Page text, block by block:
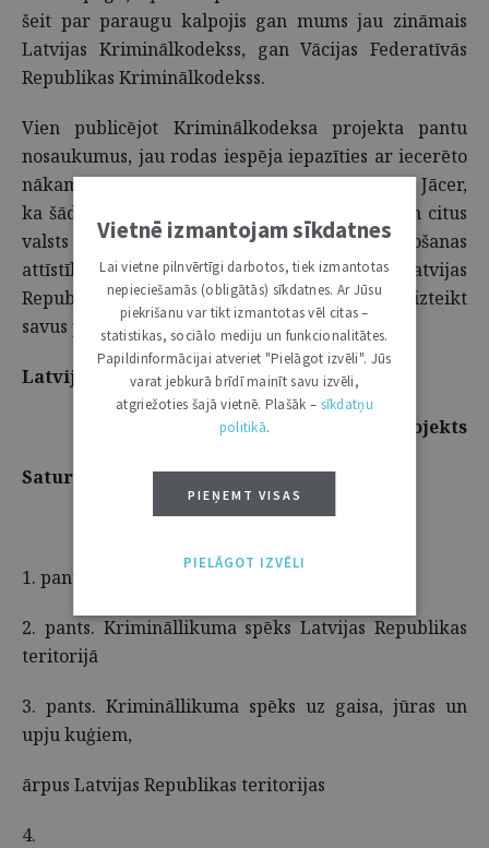
šeit par paraugu kalpojis gan mums jau zināmais
Latvijas Kriminālkodekss, gan Vācijas Federatīvās
Republikas Kriminālkodekss.
Vien publicējot Kriminālkodeksa projekta pantu
nosaukumus, jau rodas iespēja iepazīties ar iecerēto
nākamā krimināllikuma struktūru un saturu. Jācer,
ka šāda publikācija rosinās Latvijas juristus un citus
valsts iedzīvotājus, kuriem rūp mūsu likumdošanas
attīstība, arī tuvāk iepazīties ar pašu Latvijas
Republikas Kriminālkodeksa projektu un izteikt
savus papildinājumus vai vērtējumu.
Latvijas Republikas Kriminālkodekss
Projekts
Saturā
1. pants. Kriminālatbildības pamats
2. pants. Krimināllikuma spēks Latvijas Republikas
teritorijā
3. pants. Krimināllikuma spēks uz gaisa, jūras un
upju kuģiem,
ārpus Latvijas Republikas teritorijas
4.
Vietnē izmantojam sīkdatnes
Lai vietne pilnvērtīgi darbotos, tiek izmantotas
nepieciešamās (obligātās) sīkdatnes. Ar Jūsu
piekrišanu var tikt izmantotas vēl citas –
statistikas, sociālo mediju un funkcionalitātes.
Papildinformācijai atveriet "Pielāgot izvēli". Jūs
varat jebkurā brīdī mainīt savu izvēli,
atgriežoties šajā vietnē. Plašāk – sīkdatņu
politikā.
PIEŅEMT VISAS
PIELĀGOT IZVĒLI